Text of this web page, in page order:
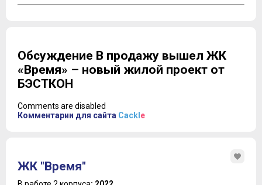
Обсуждение В продажу вышел ЖК
«Время» – новый жилой проект от
БЭСТКОН
Comments are disabled
Комментарии для сайта Cackle
ЖК "Время"